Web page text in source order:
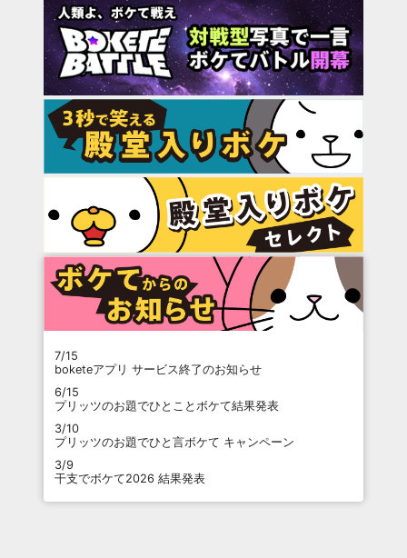
7/15
boketeアプリ サービス終了のお知らせ
6/15
プリッツのお題でひとことボケて結果発表
3/10
プリッツのお題でひと言ボケて キャンペーン
3/9
干支でボケて2026 結果発表